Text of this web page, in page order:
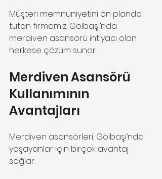
Müşteri memnuniyetini ön planda
tutan firmamız, Gölbaşı’nda
merdiven asansörü ihtiyacı olan
herkese çözüm sunar.
Merdiven Asansörü
Kullanımının
Avantajları
Merdiven asansörleri, Gölbaşı’nda
yaşayanlar için birçok avantaj
sağlar: